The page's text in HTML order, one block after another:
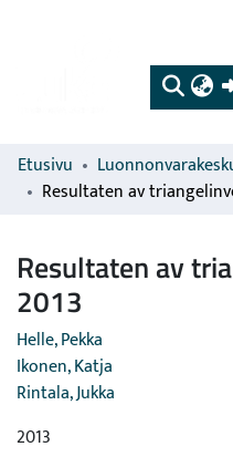
Etusivu
Resultaten av
2013
Helle, Pekka
Ikonen, Katja
Rintala, Jukka
2013